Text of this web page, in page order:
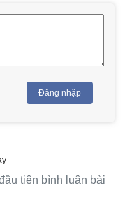
Đăng nhập
tiên bình luận bài